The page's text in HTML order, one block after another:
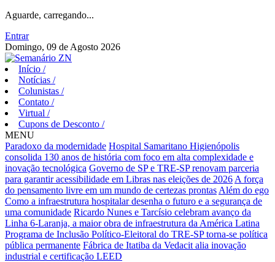
Aguarde, carregando...
Entrar
Domingo, 09 de Agosto 2026
Início /
Notícias /
Colunistas /
Contato /
Virtual /
Cupons de Desconto /
MENU
Paradoxo da modernidade Hospital Samaritano Higienópolis
consolida 130 anos de história com foco em alta complexidade e
inovação tecnológica Governo de SP e TRE-SP renovam parceria
para garantir acessibilidade em Libras nas eleições de 2026 A força
do pensamento livre em um mundo de certezas prontas Além do ego
Como a infraestrutura hospitalar desenha o futuro e a segurança de
uma comunidade Ricardo Nunes e Tarcísio celebram avanço da
Linha 6-Laranja, a maior obra de infraestrutura da América Latina
Programa de Inclusão Político-Eleitoral do TRE-SP torna-se política
pública permanente Fábrica de Itatiba da Vedacit alia inovação
industrial e certificação LEED